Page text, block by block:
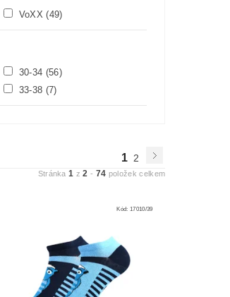
VoXX(49)
30-34 (56)
33-38 (7)
1 2
Stránka1 z2 - 74 položek celkem
Kód:17010/39